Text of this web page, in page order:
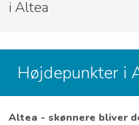
i Altea
Højdepunkter i
Altea - skønnere bliver